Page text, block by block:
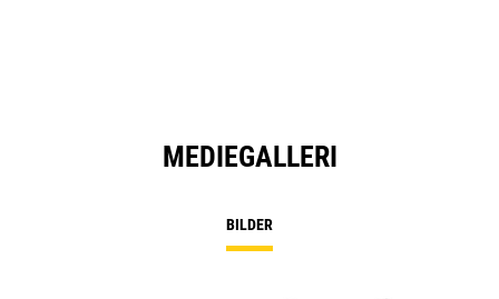
MEDIEGALLERI
BILDER